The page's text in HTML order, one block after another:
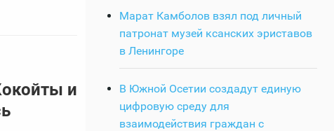
и
Марат Камболов взял под личный
патронат музей ксанских эриставов
в Ленингоре
В Южной Осетии создадут единую
цифровую среду для
взаимодействия граждан с